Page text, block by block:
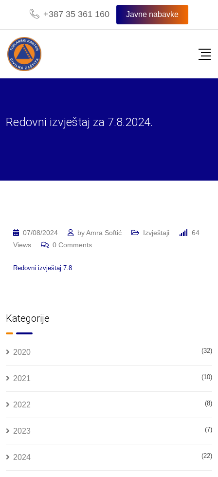
content
+387 35 361 160 Javne nabavke
Redovni izvještaj za 7.8.2024.
07/08/2024 byAmra Softić Izvještaji
64
Views
0 Comments
Redovni izvještaj 7.8
Kategorije
2020 (32)
2021 (10)
2022 (8)
2023 (7)
2024 (22)